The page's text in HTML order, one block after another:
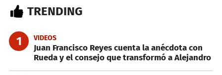
TRENDING
1 VIDEOS
Juan Francisco Reyes cuenta la anécdota con
Rueda y el consejo que transformó a Alejandro